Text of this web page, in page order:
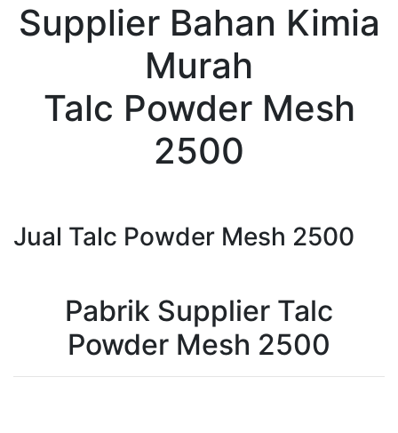
Supplier Bahan Kimia
Murah
Talc Powder Mesh
2500
Jual Talc Powder Mesh 2500
Pabrik Supplier Talc
Powder Mesh 2500